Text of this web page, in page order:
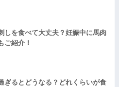
しを食べて大丈夫？妊娠中に馬肉
ご紹介！
ぎるとどうなる？どれくらいが食